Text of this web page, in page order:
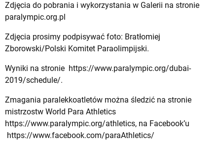
Zdjęcia do pobrania i wykorzystania w Galerii na stronie
paralympic.org.pl
Zdjęcia prosimy podpisywać foto: Bratłomiej
Zborowski/Polski Komitet Paraolimpijski.
Wyniki na stronie https://www.paralympic.org/dubai-
2019/schedule/.
Zmagania paralekkoatletów można śledzić na stronie
mistrzostw World Para Athletics
https://www.paralympic.org/athletics, na Facebook’u
https://www.facebook.com/paraAthletics/